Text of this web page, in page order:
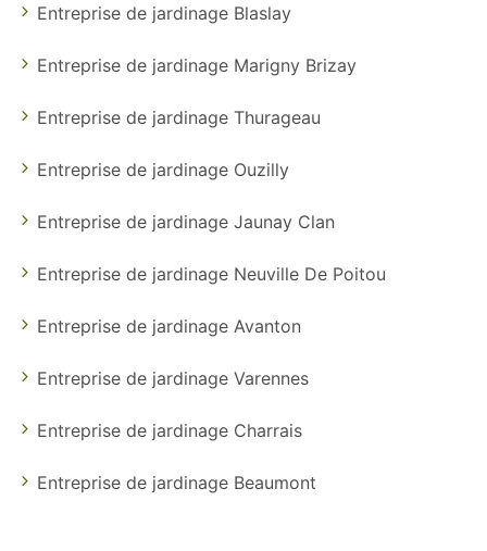
Entreprise de jardinage Blaslay
Entreprise de jardinage Marigny Brizay
Entreprise de jardinage Thurageau
Entreprise de jardinage Ouzilly
Entreprise de jardinage Jaunay Clan
Entreprise de jardinage Neuville De Poitou
Entreprise de jardinage Avanton
Entreprise de jardinage Varennes
Entreprise de jardinage Charrais
Entreprise de jardinage Beaumont